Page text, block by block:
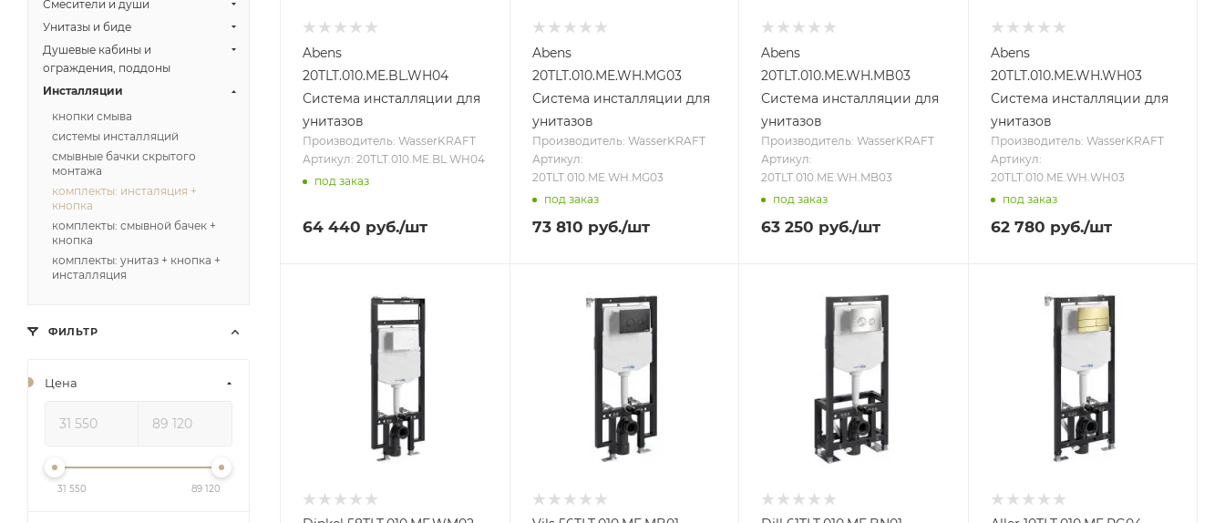
Abens
20TLT.010.ME.BL.WH04
Система инсталляции для
унитазов
Производитель: WasserKRAFT
Артикул: 20TLT.010.ME.BL.WH04
под заказ
64 440 руб./шт
Abens
20TLT.010.ME.WH.MG03
Система инсталляции для
унитазов
Производитель: WasserKRAFT
Артикул:
20TLT.010.ME.WH.MG03
под заказ
73 810 руб./шт
Abens
20TLT.010.ME.WH.MB03
Система инсталляции для
унитазов
Производитель: WasserKRAFT
Артикул:
20TLT.010.ME.WH.MB03
под заказ
63 250 руб./шт
Abens
20TLT.010.ME.WH.WH03
Система инсталляции для
унитазов
Производитель: WasserKRAFT
Артикул:
20TLT.010.ME.WH.WH03
под заказ
62 780 руб./шт
Смесители и души
Унитазы и биде
Душевые кабины и
ограждения, поддоны
Инсталляции
кнопки смыва
системы инсталляций
смывные бачки скрытого
монтажа
комплекты: инсталяция +
кнопка
комплекты: смывной бачек +
кнопка
комплекты: унитаз + кнопка +
инсталляция
ФИЛЬТР
Цена
31 550 89 120